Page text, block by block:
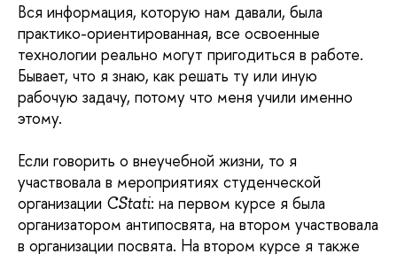
Вся информация, которую нам давали, была
практико-ориентированная, все освоенные
технологии реально могут пригодиться в работе.
Бывает, что я знаю, как решать ту или иную
рабочую задачу, потому что меня учили именно
этому.
Если говорить о внеучебной жизни, то я
участвовала в мероприятиях студенческой
организации CStati: на первом курсе я была
организатором антипосвята, на втором участвовала
в организации посвята. На втором курсе я также